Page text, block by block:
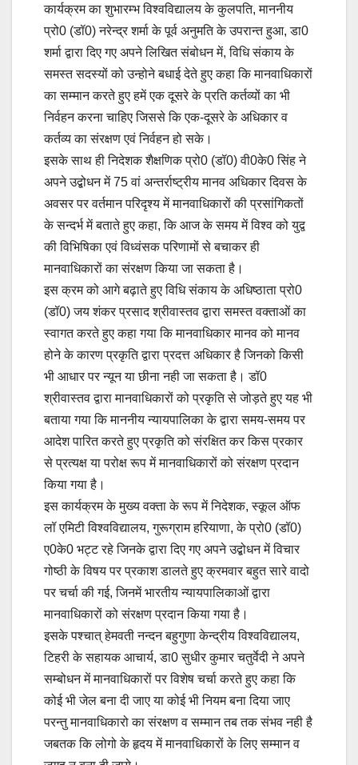
कार्यक्रम का शुभारम्भ विश्वविद्यालय के कुलपति, माननीय
प्रो0 (डॉ0) नरेन्द्र शर्मा के पूर्व अनुमति के उपरान्त हुआ, डा0
शर्मा द्वारा दिए गए अपने लिखित संबोधन में, विधि संकाय के
समस्त सदस्यों को उन्होने बधाई देते हुए कहा कि मानवाधिकारों
का सम्मान करते हुए हमें एक दूसरे के प्रति कर्तव्यों का भी
निर्वहन करना चाहिए जिससे कि एक-दूसरे के अधिकार व
कर्तव्य का संरक्षण एवं निर्वहन हो सके।
इसके साथ ही निदेशक शैक्षणिक प्रो0 (डॉ0) वी0के0 सिंह ने
अपने उद्बोधन में 75 वां अन्तर्राष्ट्रीय मानव अधिकार दिवस के
अवसर पर वर्तमान परिदृश्य में मानवाधिकारों की प्रसांगिकतों
के सन्दर्भ में बताते हुए कहा, कि आज के समय में विश्व को युद्व
की विभिषिका एवं विध्वंसक परिणामों से बचाकर ही
मानवाधिकारों का संरक्षण किया जा सकता है।
इस क्रम को आगे बढ़ाते हुए विधि संकाय के अधिष्ठाता प्रो0
(डॉ0) जय शंकर प्रसाद श्रीवास्तव द्वारा समस्त वक्ताओं का
स्वागत करते हुए कहा गया कि मानवाधिकार मानव को मानव
होने के कारण प्रकृति द्वारा प्रदत्त अधिकार है जिनको किसी
भी आधार पर न्यून या छीना नही जा सकता है। डॉ0
श्रीवास्तव द्वारा मानवाधिकारों को प्रकृति से जोड़ते हुए यह भी
बताया गया कि माननीय न्यायपालिका के द्वारा समय-समय पर
आदेश पारित करते हुए प्रकृति को संरक्षित कर किस प्रकार
से प्रत्यक्ष या परोक्ष रूप में मानवाधिकारों को संरक्षण प्रदान
किया गया है।
इस कार्यक्रम के मुख्य वक्ता के रूप में निदेशक, स्कूल ऑफ
लॉ एमिटी विश्वविद्यालय, गुरूग्राम हरियाणा, के प्रो0 (डॉ0)
ए0के0 भट्ट रहे जिनके द्वारा दिए गए अपने उद्बोधन में विचार
गोष्ठी के विषय पर प्रकाश डालते हुए क्रमवार बहुत सारे वादो
पर चर्चा की गई, जिनमें भारतीय न्यायपालिकाओं द्वारा
मानवाधिकारों को संरक्षण प्रदान किया गया है।
इसके पश्चात् हेमवती नन्दन बहुगुणा केन्द्रीय विश्वविद्यालय,
टिहरी के सहायक आचार्य, डा0 सुधीर कुमार चतुर्वेदी ने अपने
सम्बोधन में मानवाधिकारों पर विशेष चर्चा करते हुए कहा कि
कोई भी जेल बना दी जाए या कोई भी नियम बना दिया जाए
परन्तु मानवाधिकारो का संरक्षण व सम्मान तब तक संभव नही है
जबतक कि लोगो के हृदय में मानवाधिकारों के लिए सम्मान व